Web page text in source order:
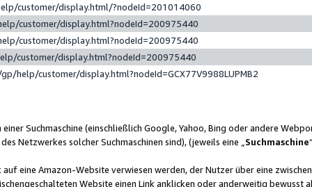
customer/display.html/?nodeId=201014060
customer/display.html?nodeId=200975440
customer/display.html?nodeId=200975440
customer/display.html?nodeId=200975440
help/customer/display.html?nodeId=GCX77V9988LUPMB2
Suchmaschine (einschließlich Google, Yahoo, Bing oder andere
Netzwerkes solcher Suchmaschinen sind), (jeweils eine „ Suchmaschine
eine Amazon-Website verwiesen werden, der Nutzer über eine
Website einen Link anklicken oder anderweitig bewusst